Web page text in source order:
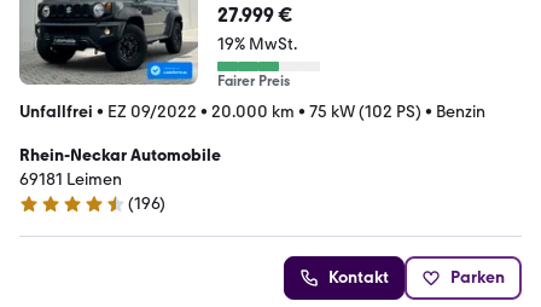
27.999 €
19% MwSt.
Fairer Preis
Unfallfrei • EZ 09/2022 • 20.000 km • 75 kW (102 PS) • Benzin
Rhein-Neckar Automobile
69181 Leimen
4.4 Sterne
(196)
Kontakt Parken